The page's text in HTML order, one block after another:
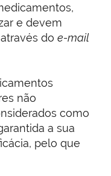
e devem
do e-mail
não
como
a sua
pelo que